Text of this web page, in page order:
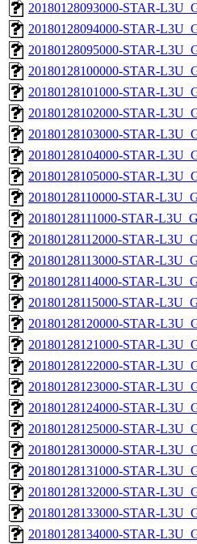
20180128093000-STAR-
20180128094000-STAR-
20180128095000-STAR-
20180128100000-STAR-
20180128101000-STAR-
20180128102000-STAR-
20180128103000-STAR-
20180128104000-STAR-
20180128105000-STAR-
20180128110000-STAR-
20180128111000-STAR-
20180128112000-STAR-
20180128113000-STAR-
20180128114000-STAR-
20180128115000-STAR-
20180128120000-STAR-
20180128121000-STAR-
20180128122000-STAR-
20180128123000-STAR-
20180128124000-STAR-
20180128125000-STAR-
20180128130000-STAR-
20180128131000-STAR-
20180128132000-STAR-
20180128133000-STAR-
20180128134000-STAR-